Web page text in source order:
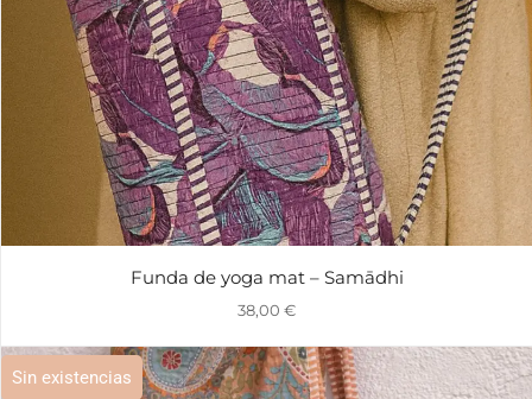
Funda de yoga mat – Samādhi
38,00 €
Sin existencias